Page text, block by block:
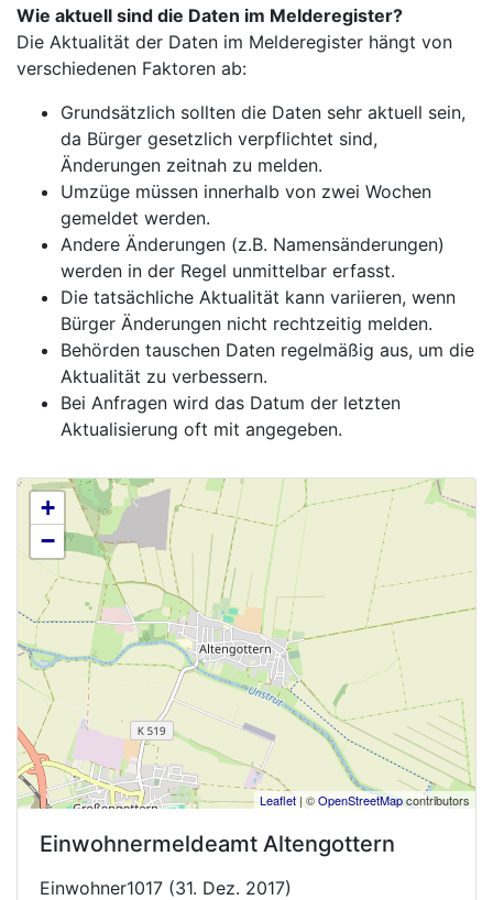
Wie aktuell sind die Daten im Melderegister?
Die Aktualität der Daten im Melderegister hängt von
verschiedenen Faktoren ab:
Grundsätzlich sollten die Daten sehr aktuell sein,
da Bürger gesetzlich verpflichtet sind,
Änderungen zeitnah zu melden.
Umzüge müssen innerhalb von zwei Wochen
gemeldet werden.
Andere Änderungen (z.B. Namensänderungen)
werden in der Regel unmittelbar erfasst.
Die tatsächliche Aktualität kann variieren, wenn
Bürger Änderungen nicht rechtzeitig melden.
Behörden tauschen Daten regelmäßig aus, um die
Aktualität zu verbessern.
Bei Anfragen wird das Datum der letzten
Aktualisierung oft mit angegeben.
+
−
Leaflet| ©OpenStreetMapcontributors
Einwohnermeldeamt Altengottern
Einwohner1017 (31. Dez. 2017)